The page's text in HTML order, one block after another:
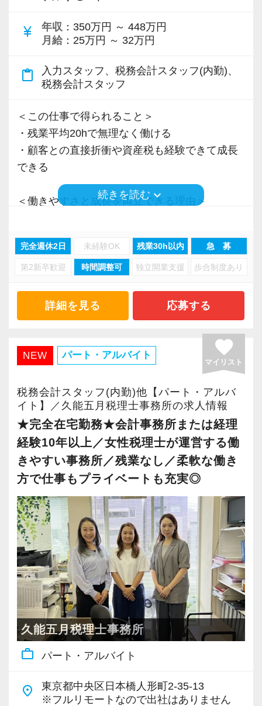
Q. 当事務所を選んだ理由は？
A. 幅広い業務を経験できる点に魅力を感じ、入
所を決めました。
A. さまざまな業務を任せてもらえるので、以前
より成長スピードが上がったと感じています。
Q. 職場の雰囲気は？
A. 上司や先輩に相談しやすく、風通しの良い職
場だと感じています。
・税務経験を活かして成長したい方
・キャリアアップ志向のある方
・顧客対応や提案業務に挑戦したい方
・資産税など専門性を高めたい方
・将来的にマネジメントに関わりたい方
＜まずはカジュアル面談へ＞
・事前に気軽な面談を実施
・仕事内容やキャリアを相談可
・ざっくばらんに質問OK
・納得後に選考へ進めます
・入社時期は柔軟に対応
・半年～1年の調整も可能
まずはカジュアル面談からでも歓迎です
「応募する」からお気軽にご連絡ください。
currency_yen 年収 ：350万円 ～ 448万円
月給 ：25万円 ～ 32万円
content_paste
入力スタッフ、税務会計スタッフ(内勤)、
税務会計スタッフ
＜この仕事で得られること＞
・残業平均20hで無理なく働ける
・顧客との直接折衝や資産税も経験できて成長
できる
＜働きやすさと成長を両立できる理由＞
・分業体制で業務負担を軽減
・顧客対応や提案業務に集中可能
・資産税や相続など専門性の高い案件あり
・経験値が自然と積み上がる環境
・有給取得率90％以上
・繁忙期も月30～40h程度
・男性の育休取得率100％
・テレワーク導入済み
・全席デュアルモニタ完備
＜幅広い経験・成長環境＞
・9割が紹介の安定基盤
・一般企業～医療・学校法人まで対応
・個人～大企業まで幅広く経験可能
・税務顧問＋資産税に関与
・相続／事業承継／M&Aにも対応
＜成長中の税理士法人＞
・全国14拠点で事業展開
・従業員240名以上に拡大
・会計・税務・財務・労務まで対応
続きを読むkeyboard_arrow_down
完全週休2日 未経験OK 残業30h以内 急 募
第2新卒歓迎 時間調整可 独立開業支援 歩合制度あり
詳細を見る 応募する
NEW パート・アルバイト favorite
マイリスト
税務会計スタッフ(内勤)他【パート・アルバ
イト】／久能五月税理士事務所の求人情報
★完全在宅勤務★会計事務所または経理
経験10年以上／女性税理士が運営する働
きやすい事務所／残業なし／柔軟な働き
方で仕事もプライベートも充実◎
久能五月税理士事務所
work_outline パート・アルバイト
place
東京都中央区日本橋人形町2-35-13
※フルリモートなので出社はありません